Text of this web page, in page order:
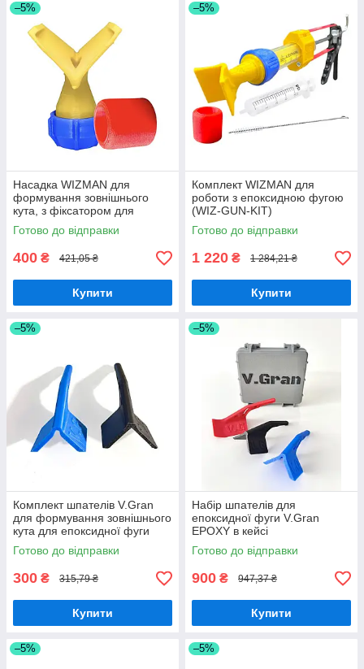
–5%
Насадка WIZMAN для
формування зовнішнього
кута, з фіксатором для
шприца
Готово до відправки
400 ₴ 421,05 ₴
Купити
–5%
Комплект WIZMAN для
роботи з епоксидною фугою
(WIZ-GUN-KIT)
Готово до відправки
1 220 ₴ 1 284,21 ₴
Купити
–5%
Комплект шпателів V.Gran
для формування зовнішнього
кута для епоксидної фуги
Готово до відправки
300 ₴ 315,79 ₴
Купити
–5%
Набір шпателів для
епоксидної фуги V.Gran
EPOXY в кейсі
Готово до відправки
900 ₴ 947,37 ₴
Купити
–5% –5%